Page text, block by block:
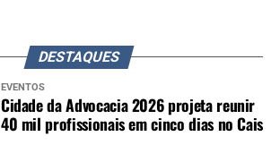
DESTAQUES
EVENTOS
Cidade da Advocacia 2026 projeta reunir
40 mil profissionais em cinco dias no Cais